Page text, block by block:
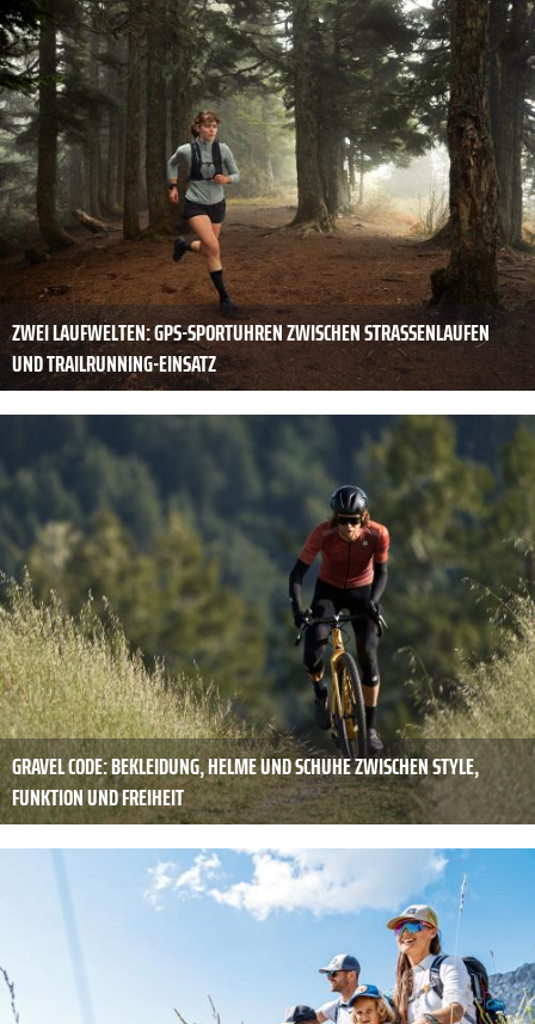
ZWEI LAUFWELTEN: GPS-SPORTUHREN ZWISCHEN STRASSENLAUFEN U
ND TRAILRUNNING-EINSATZ
GRAVEL CODE: BEKLEIDUNG, HELME UND SCHUHE ZWISCHEN STYLE,
FUNKTION UND FREIHEIT